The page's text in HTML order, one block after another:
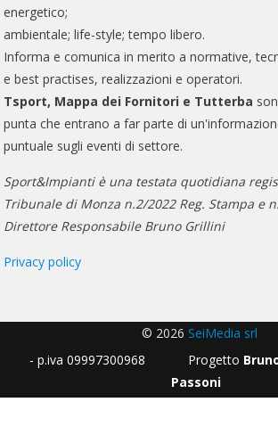
energetico;
ambientale; life-style; tempo libero.
Informa e comunica in merito a normative,
e best practises, realizzazioni e operatori.
Tsport, Mappa dei Fornitori e Tutterba
punta che entrano a far parte di
puntuale sugli eventi di settore.
Sport&Impianti è una testata quotidiana
Tribunale di Monza n.2/2022 Reg. Stampa e
Direttore Responsabile Bruno Grillini
Privacy policy
© 2026 SeiMedia srl
- p.iva 09997300968 Progetto
Passoni